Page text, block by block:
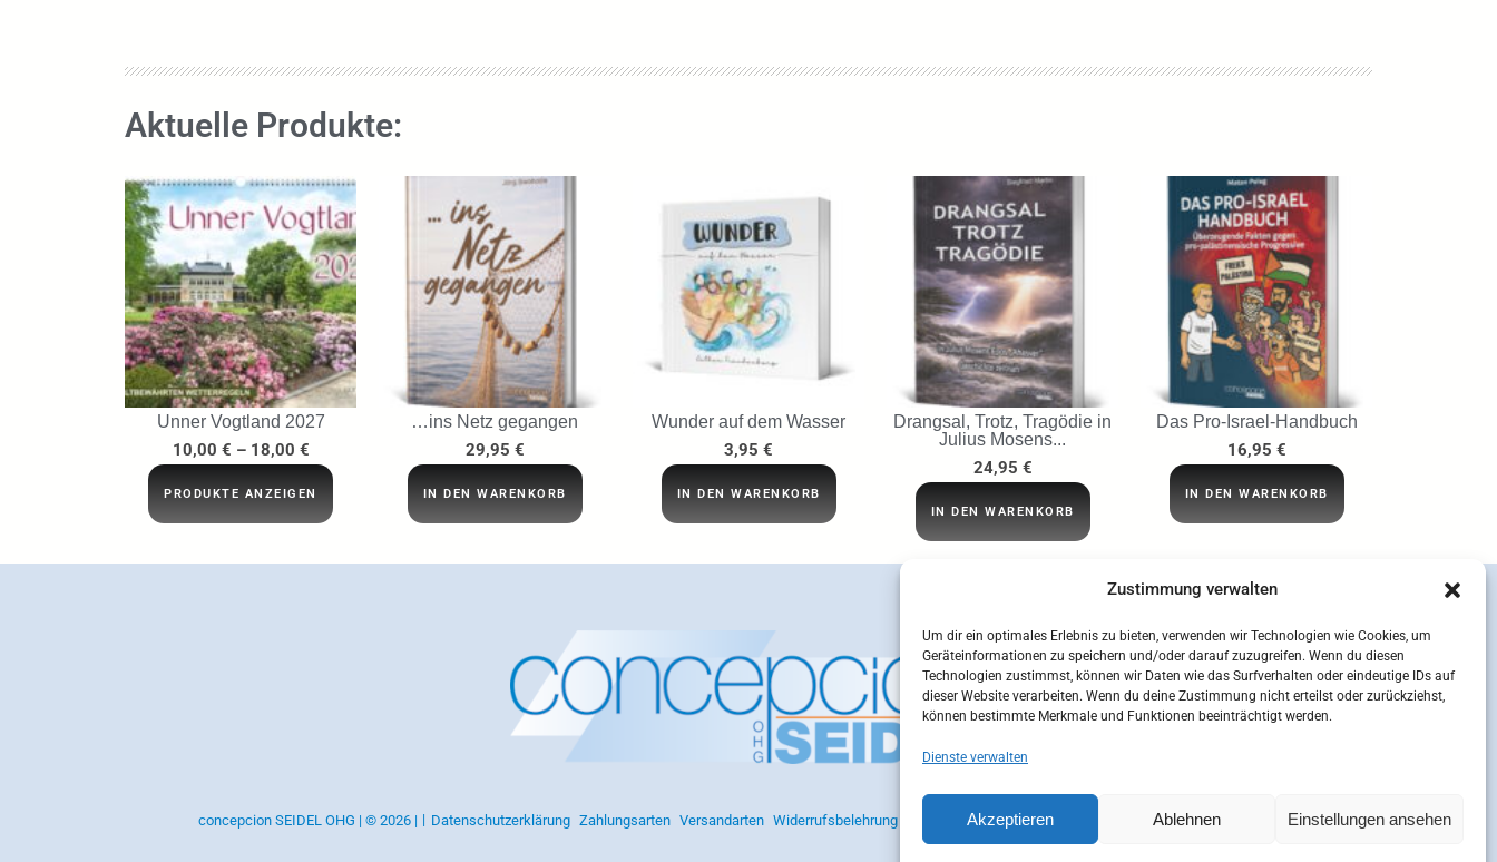
Zustimmung verwalten
Um dir ein optimales Erlebnis zu bieten, verwenden wir Technologien wie Cookies, um
Geräteinformationen zu speichern und/oder darauf zuzugreifen. Wenn du diesen
Technologien zustimmst, können wir Daten wie das Surfverhalten oder eindeutige IDs auf
dieser Website verarbeiten. Wenn du deine Zustimmung nicht erteilst oder zurückziehst,
können bestimmte Merkmale und Funktionen beeinträchtigt werden.
Dienste verwalten
Akzeptieren Ablehnen Einstellungen ansehen
Aktuelle Produkte:
Unner Vogtland 2027
10,00 € – 18,00 €
PRODUKTE ANZEIGEN
…ins Netz gegangen
29,95 €
IN DEN WARENKORB
Wunder auf dem Wasser
3,95 €
IN DEN WARENKORB
Drangsal, Trotz, Tragödie in
Julius Mosens...
24,95 €
IN DEN WARENKORB
Das Pro-Israel-Handbuch
16,95 €
IN DEN WARENKORB
concepcion SEIDEL OHG | © 2026 | Datenschutzerklärung Zahlungsarten Versandarten Widerrufsbelehrung Impressum Kontakt Mein Konto Cookie-Richtlinie (EU)